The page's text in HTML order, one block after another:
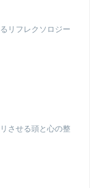
リフレクソロジー
させる頭と心の整